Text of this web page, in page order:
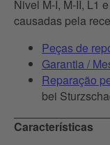
Nivel M-I, M-II, L1
causadas pela
Peças de
Garantia /
Reparação
bei
Características